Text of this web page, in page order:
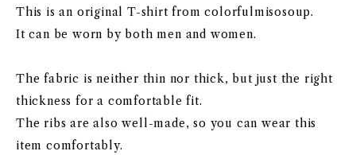
This is an original T-shirt from colorfulmisosoup.
It can be worn by both men and women.
The fabric is neither thin nor thick, but just the right
thickness for a comfortable fit.
The ribs are also well-made, so you can wear this
item comfortably.